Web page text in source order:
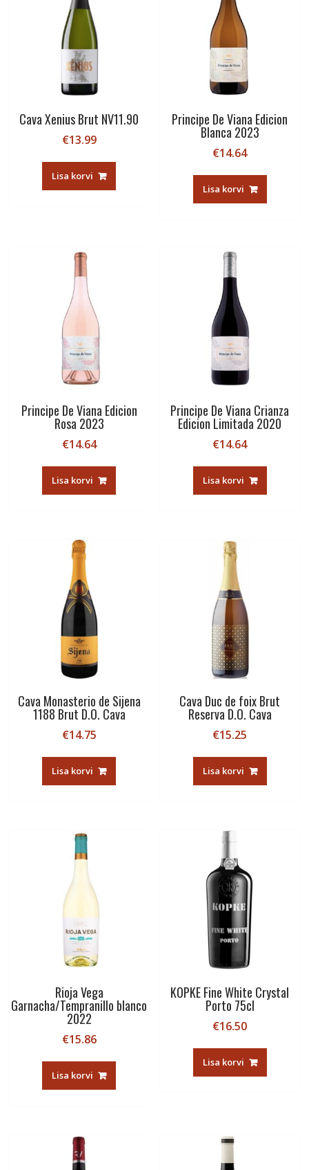
Cava Xenius Brut NV11.90
€13.99
Lisa korvi
Principe De Viana Edicion
Blanca 2023
€14.64
Lisa korvi
Principe De Viana Edicion
Rosa 2023
€14.64
Lisa korvi
Principe De Viana Crianza
Edicion Limitada 2020
€14.64
Lisa korvi
Cava Monasterio de Sijena
1188 Brut D.O. Cava
€14.75
Lisa korvi
Cava Duc de foix Brut
Reserva D.O. Cava
€15.25
Lisa korvi
Rioja Vega
Garnacha/Tempranillo blanco
2022
€15.86
Lisa korvi
KOPKE Fine White Crystal
Porto 75cl
€16.50
Lisa korvi